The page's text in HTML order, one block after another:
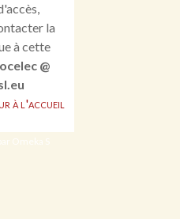
la
à cette
@
à l'accueil
Omeka S